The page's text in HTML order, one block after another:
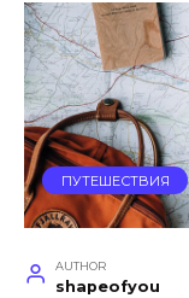
ПУТЕШЕСТВИЯ
AUTHOR
shapeofyou